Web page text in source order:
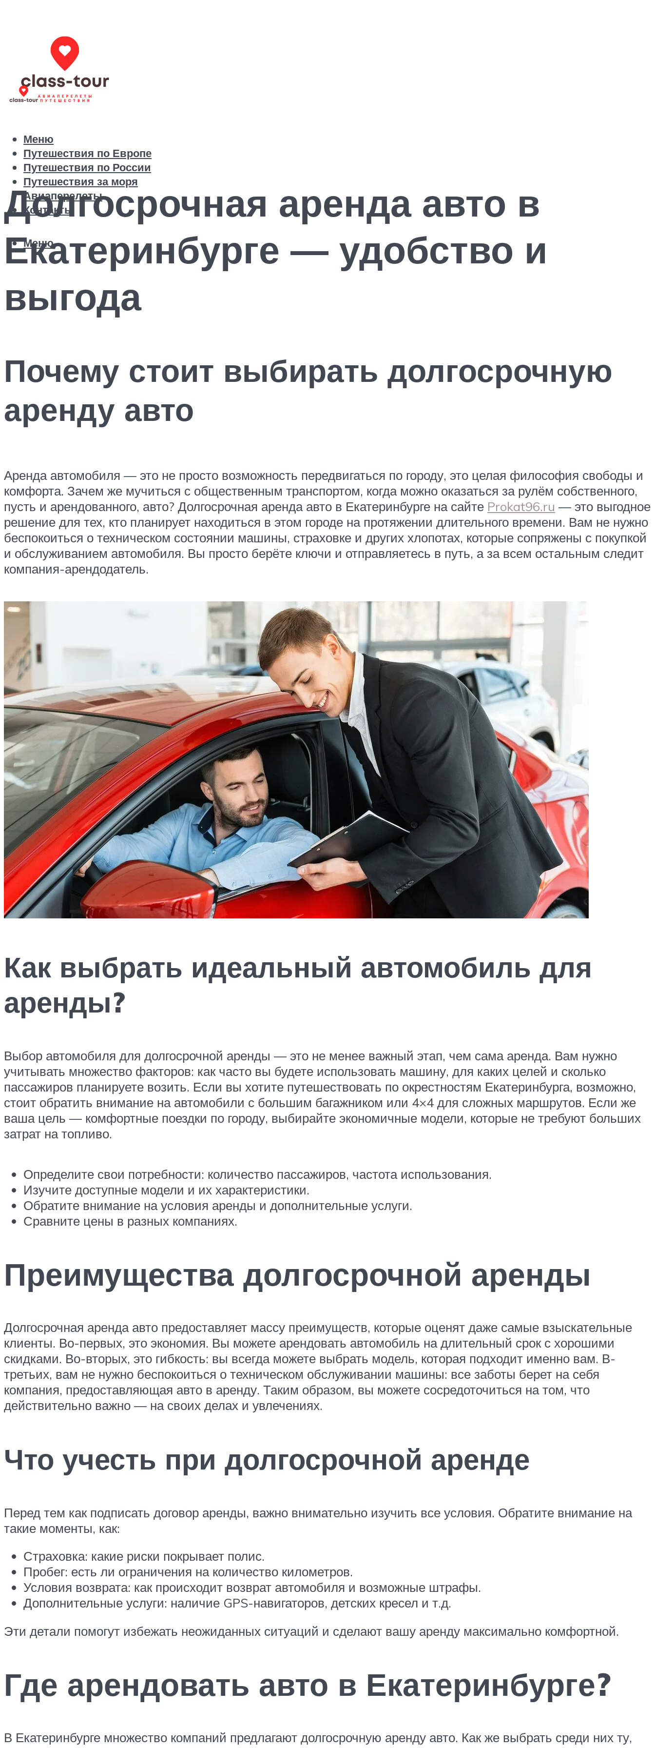
Путешествия по Европе
Путешествия по России
Путешествия за моря
Авиаперелеты
Контакты
Меню
Меню
Долгосрочная аренда авто в
Екатеринбурге — удобство и
выгода
Почему стоит выбирать долгосрочную
аренду авто
Аренда автомобиля — это не просто возможность передвигаться по городу, это целая философия свободы и
комфорта. Зачем же мучиться с общественным транспортом, когда можно оказаться за рулём собственного,
пусть и арендованного, авто? Долгосрочная аренда авто в Екатеринбурге на сайте Prokat96.ru — это выгодное
решение для тех, кто планирует находиться в этом городе на протяжении длительного времени. Вам не нужно
беспокоиться о техническом состоянии машины, страховке и других хлопотах, которые сопряжены с покупкой
и обслуживанием автомобиля. Вы просто берёте ключи и отправляетесь в путь, а за всем остальным следит
компания-арендодатель.
Как выбрать идеальный автомобиль для
аренды?
Выбор автомобиля для долгосрочной аренды — это не менее важный этап, чем сама аренда. Вам нужно
учитывать множество факторов: как часто вы будете использовать машину, для каких целей и сколько
пассажиров планируете возить. Если вы хотите путешествовать по окрестностям Екатеринбурга, возможно,
стоит обратить внимание на автомобили с большим багажником или 4×4 для сложных маршрутов. Если же
ваша цель — комфортные поездки по городу, выбирайте экономичные модели, которые не требуют больших
затрат на топливо.
Определите свои потребности: количество пассажиров, частота использования.
Изучите доступные модели и их характеристики.
Обратите внимание на условия аренды и дополнительные услуги.
Сравните цены в разных компаниях.
Преимущества долгосрочной аренды
Долгосрочная аренда авто предоставляет массу преимуществ, которые оценят даже самые взыскательные
клиенты. Во-первых, это экономия. Вы можете арендовать автомобиль на длительный срок с хорошими
скидками. Во-вторых, это гибкость: вы всегда можете выбрать модель, которая подходит именно вам. В-
третьих, вам не нужно беспокоиться о техническом обслуживании машины: все заботы берет на себя
компания, предоставляющая авто в аренду. Таким образом, вы можете сосредоточиться на том, что
действительно важно — на своих делах и увлечениях.
Что учесть при долгосрочной аренде
Перед тем как подписать договор аренды, важно внимательно изучить все условия. Обратите внимание на
такие моменты, как:
Страховка: какие риски покрывает полис.
Пробег: есть ли ограничения на количество километров.
Условия возврата: как происходит возврат автомобиля и возможные штрафы.
Дополнительные услуги: наличие GPS-навигаторов, детских кресел и т.д.
Эти детали помогут избежать неожиданных ситуаций и сделают вашу аренду максимально комфортной.
Где арендовать авто в Екатеринбурге?
В Екатеринбурге множество компаний предлагают долгосрочную аренду авто. Как же выбрать среди них ту,